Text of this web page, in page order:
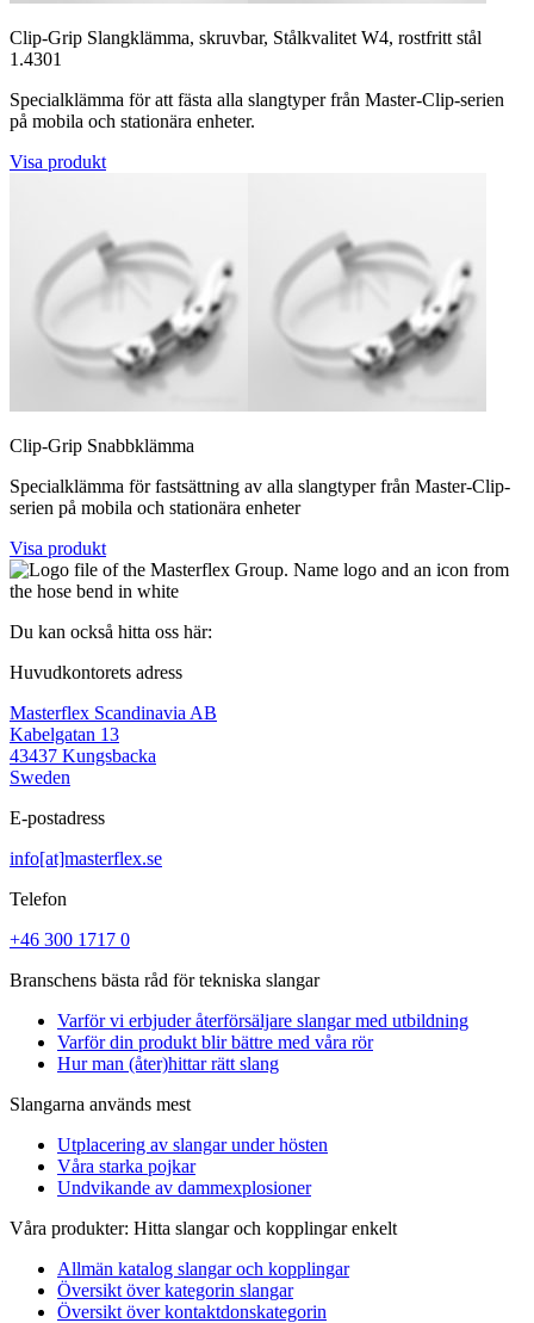
Clip-Grip Slangklämma, skruvbar, Stålkvalitet W4, rostfritt stål
1.4301
Specialklämma för att fästa alla slangtyper från Master-Clip-serien
på mobila och stationära enheter.
Visa produkt
Clip-Grip Snabbklämma
Specialklämma för fastsättning av alla slangtyper från Master-Clip-
serien på mobila och stationära enheter
Visa produkt
Du kan också hitta oss här:
Huvudkontorets adress
Masterflex Scandinavia AB
Kabelgatan 13
43437 Kungsbacka
Sweden
E-postadress
info[at]masterflex.se
Telefon
+46 300 1717 0
Branschens bästa råd för tekniska slangar
Varför vi erbjuder återförsäljare slangar med utbildning
Varför din produkt blir bättre med våra rör
Hur man (åter)hittar rätt slang
Slangarna används mest
Utplacering av slangar under hösten
Våra starka pojkar
Undvikande av dammexplosioner
Våra produkter: Hitta slangar och kopplingar enkelt
Allmän katalog slangar och kopplingar
Översikt över kategorin slangar
Översikt över kontaktdonskategorin